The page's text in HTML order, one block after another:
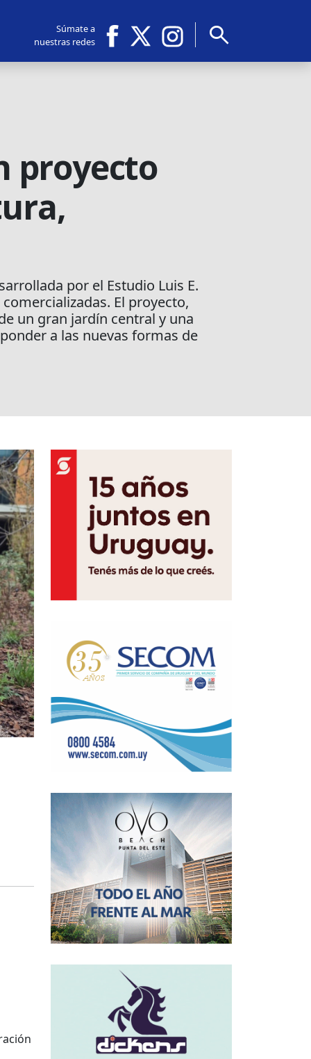
Súmate a
nuestras redes
search
proyecto
por el Estudio Luis E.
El proyecto,
un gran jardín central y una
a las nuevas formas de